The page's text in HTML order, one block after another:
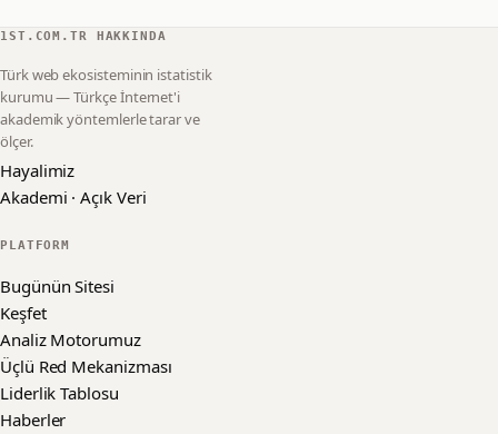
1ST.COM.TR HAKKINDA
Türk web ekosisteminin istatistik
kurumu — Türkçe İnternet'i
akademik yöntemlerle tarar ve
ölçer.
Hayalimiz
Akademi · Açık Veri
PLATFORM
Bugünün Sitesi
Keşfet
Analiz Motorumuz
Üçlü Red Mekanizması
Liderlik Tablosu
Haberler